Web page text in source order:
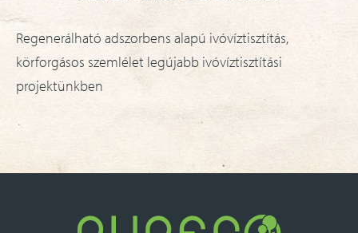
Regenerálható adszorbens alapú ivóvíztisztítás,
körforgásos szemlélet legújabb ivóvíztisztítási
projektünkben